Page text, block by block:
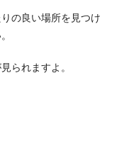
の良い場所を見つけ
られますよ。